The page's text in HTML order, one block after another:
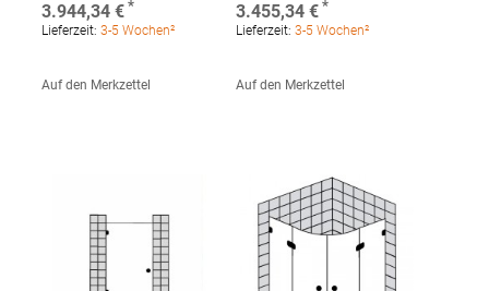
3.944,34 €
Lieferzeit: 3-5 Wochen²
Auf den Merkzettel
3.455,34 €
Lieferzeit: 3-5 Wochen²
Auf den Merkzettel